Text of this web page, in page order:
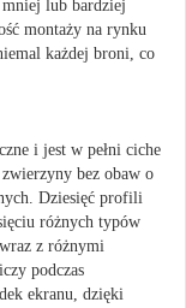
lub bardziej
montaży na rynku
każdej broni, co
i jest w pełni ciche
bez obaw o
Dziesięć profili
różnych typów
z różnymi
podczas
ekranu, dzięki